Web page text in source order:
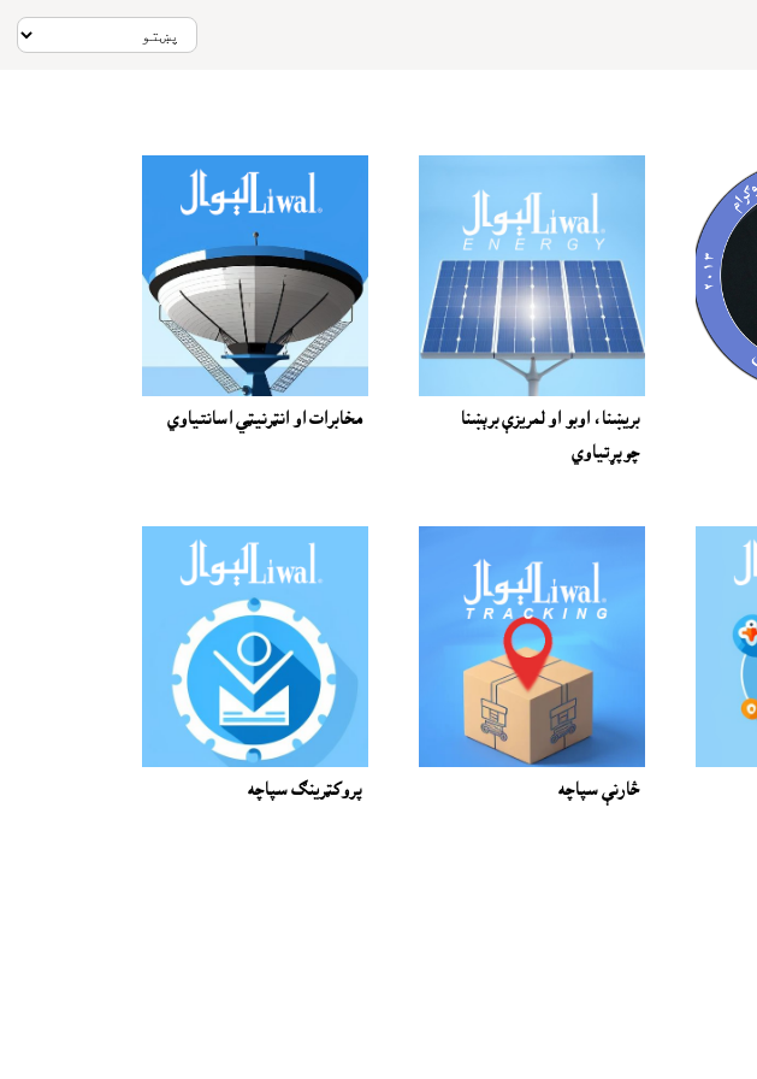
بريښنا، اوبو او لمريزې برېښنا
چوپړتياوي
مخابرات او انټرنيټي اسانتياوي
څارنې سپاچه پروکټرينګ سپاچه